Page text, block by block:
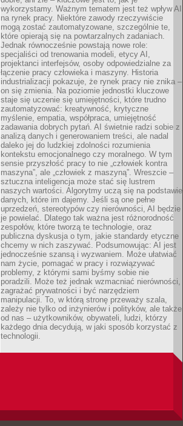
wykorzystamy. Ważnym tematem jest też wpływ AI
na rynek pracy. Niektóre zawody rzeczywiście
mogą zostać zautomatyzowane, szczególnie te,
które opierają się na powtarzalnych zadaniach.
Jednak równocześnie powstają nowe role:
specjaliści od trenowania modeli, etycy AI,
projektanci interfejsów, osoby odpowiedzialne za
łączenie pracy człowieka i maszyny. Historia
industrializacji pokazuje, że rynek pracy nie znika –
on się zmienia. Na poziomie jednostki kluczowe
staje się uczenie się umiejętności, które trudno
zautomatyzować: kreatywność, krytyczne
myślenie, empatia, współpraca, umiejętność
zadawania dobrych pytań. AI świetnie radzi sobie z
analizą danych i generowaniem treści, ale nadal
daleko jej do ludzkiej zdolności rozumienia
kontekstu emocjonalnego czy moralnego. W tym
sensie przyszłość pracy to nie „człowiek kontra
maszyna”, ale „człowiek z maszyną”. Wreszcie –
sztuczna inteligencja może stać się lustrem
naszych wartości. Algorytmy uczą się na podstawie
danych, które im dajemy. Jeśli są one pełne
uprzedzeń, stereotypów czy nierówności, AI będzie
je powielać. Dlatego tak ważna jest różnorodność
zespołów, które tworzą te technologie, oraz
publiczna dyskusja o tym, jakie standardy etyczne
chcemy w nich zaszywać. Podsumowując: AI jest
jednocześnie szansą i wyzwaniem. Może ułatwiać
nam życie, pomagać w pracy i rozwiązywać
problemy, z którymi sami byśmy sobie nie
poradzili. Może też jednak wzmacniać nierówności,
zagrażać prywatności i być narzędziem
manipulacji. To, w którą stronę przeważy szala,
zależy nie tylko od inżynierów i polityków, ale także
od nas – użytkowników, obywateli, ludzi, którzy
każdego dnia decydują, w jaki sposób korzystać z
technologii.